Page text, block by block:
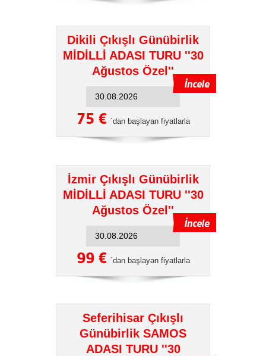
Dikili Çıkışlı Günübirlik
MİDİLLİ ADASI TURU ''30
Ağustos Özel''
75 € ´dan başlayan fiyatlarla
İzmir Çıkışlı Günübirlik
MİDİLLİ ADASI TURU ''30
Ağustos Özel''
99 € ´dan başlayan fiyatlarla
Seferihisar Çıkışlı
Günübirlik SAMOS
ADASI TURU ''30